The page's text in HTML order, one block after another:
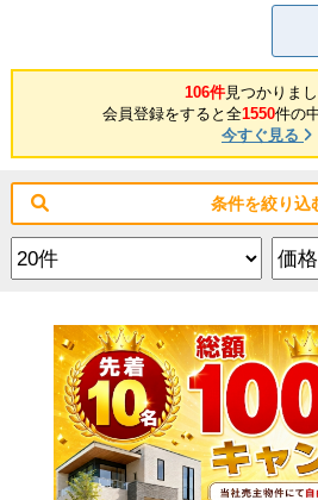
106件見つかりまし
会員登録をすると全1550件の
今すぐ見る
条件を絞り込